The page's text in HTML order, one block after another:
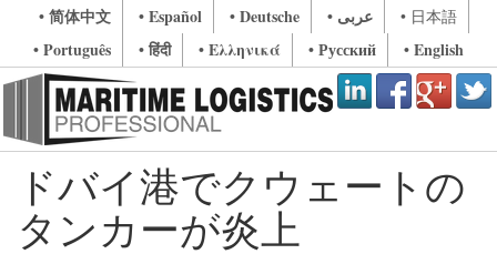
• 简体中文 • Español • Deutsche • عربى • 日本語
• Português • हिंदी • Ελληνικά • Русский • English
ドバイ港でクウェートの
タンカーが炎上